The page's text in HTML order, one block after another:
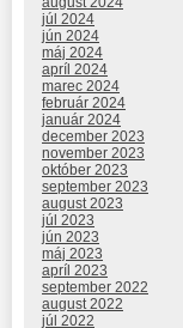
júl 2024
jún 2024
máj 2024
apríl 2024
marec 2024
február 2024
január 2024
december 2023
november 2023
október 2023
september 2023
august 2023
júl 2023
jún 2023
máj 2023
apríl 2023
september 2022
august 2022
júl 2022